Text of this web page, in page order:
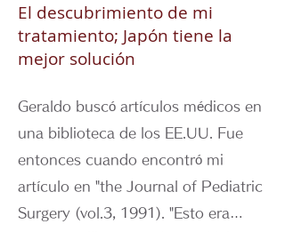
El descubrimiento de mi
tratamiento; Japón tiene la
mejor solución
Geraldo buscó artículos médicos en
una biblioteca de los EE.UU. Fue
entonces cuando encontró mi
artículo en "the Journal of Pediatric
Surgery (vol.3, 1991). "Esto era…